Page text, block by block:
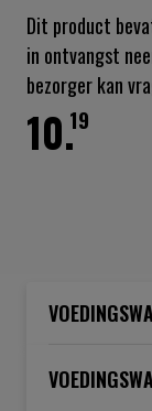
Dit product
in ontvangst
bezorger kan
19
10.